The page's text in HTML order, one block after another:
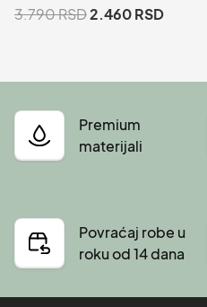
3.790RSD2.460RSD
Premium
materijali
Povraćaj robe u
roku od 14 dana